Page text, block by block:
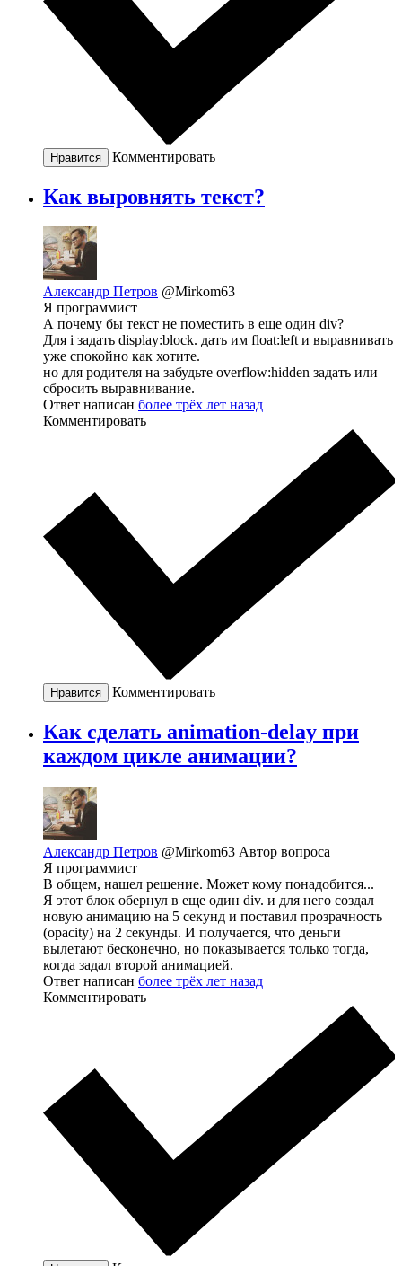
Нравится Комментировать
Как выровнять текст?
Александр Петров @Mirkom63
Я программист
А почему бы текст не поместить в еще один div?
Для i задать display:block. дать им float:left и выравнивать
уже спокойно как хотите.
но для родителя на забудьте overflow:hidden задать или
сбросить выравнивание.
Ответ написан более трёх лет назад
Комментировать
Нравится Комментировать
Как сделать animation-delay при
каждом цикле анимации?
Александр Петров @Mirkom63 Автор вопроса
Я программист
В общем, нашел решение. Может кому понадобится...
Я этот блок обернул в еще один div. и для него создал
новую анимацию на 5 секунд и поставил прозрачность
(opacity) на 2 секунды. И получается, что деньги
вылетают бесконечно, но показывается только тогда,
когда задал второй анимацией.
Ответ написан более трёх лет назад
Комментировать